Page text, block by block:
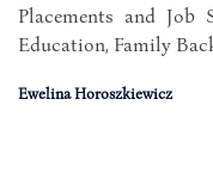
Placements and
Education, Family
Ewelina Horoszkiewicz